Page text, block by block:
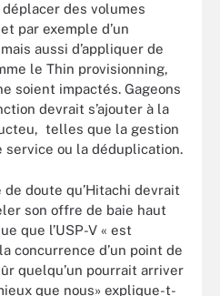
des volumes
par exemple d’un
aussi d’appliquer de
le Thin provisionning,
soient impactés. Gageons
devrait s’ajouter à la
telles que la gestion
service ou la déduplication.
doute qu’Hitachi devrait
son offre de baie haut
que l’USP-V « est
concurrence d’un point de
quelqu’un pourrait arriver
que nous» explique-t-